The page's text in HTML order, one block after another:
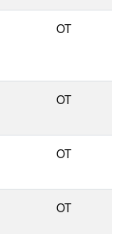
OT
OT
OT
OT